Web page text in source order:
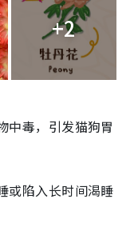
+2
中毒，引发猫狗胃
或陷入长时间渴睡